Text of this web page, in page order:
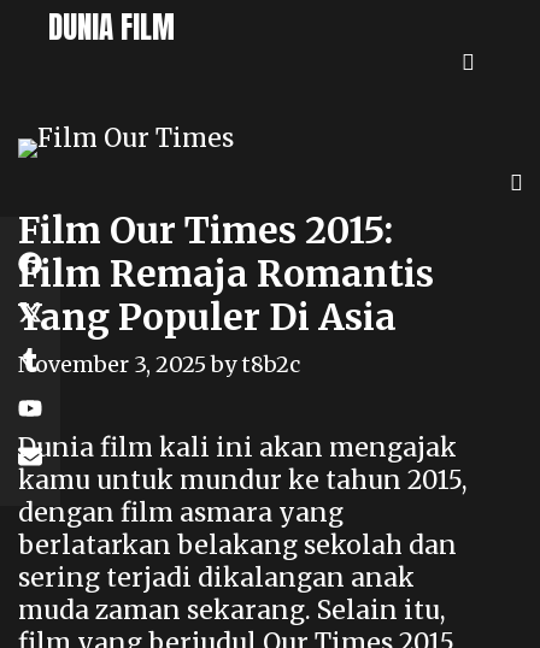
SkipDUNIA FILM
Film Our Times 2015:
Film Remaja Romantis
Yang Populer Di Asia
November 3, 2025 byt8b2c
Dunia film kali ini akan mengajak
kamu untuk mundur ke tahun 2015,
dengan film asmara yang
berlatarkan belakang sekolah dan
sering terjadi dikalangan anak
muda zaman sekarang. Selain itu,